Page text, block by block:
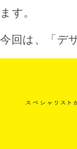
ます。
今回は、「デ